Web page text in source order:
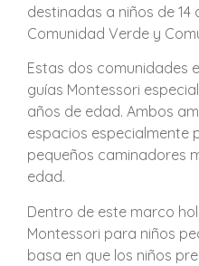
destinadas a niños de 14
Comunidad Verde y
Estas dos comunidades
guías Montessori
años de edad. Ambos
espacios especialmente
pequeños caminadores
edad.
Dentro de este marco
Montessori para niños
basa en que los niños